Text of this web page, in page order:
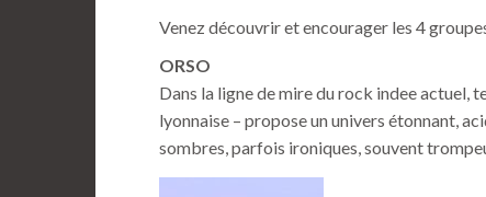
Venez découvrir et encourager les 4
ORSO
Dans la ligne de mire du rock indee actuel,
lyonnaise – propose un univers étonnant,
sombres, parfois ironiques, souvent